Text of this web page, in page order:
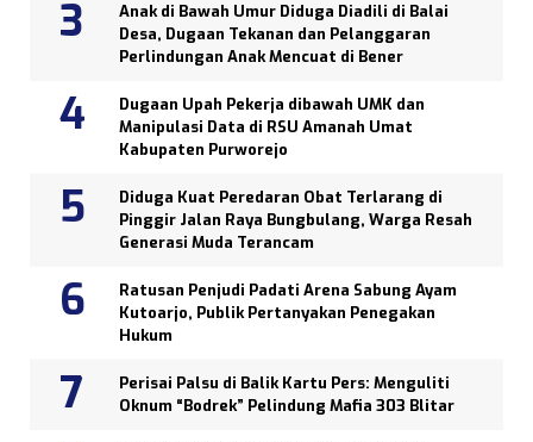
Anak di Bawah Umur Diduga Diadili di Balai
Desa, Dugaan Tekanan dan Pelanggaran
Perlindungan Anak Mencuat di Bener
Dugaan Upah Pekerja dibawah UMK dan
Manipulasi Data di RSU Amanah Umat
Kabupaten Purworejo
Diduga Kuat Peredaran Obat Terlarang di
Pinggir Jalan Raya Bungbulang, Warga Resah
Generasi Muda Terancam
Ratusan Penjudi Padati Arena Sabung Ayam
Kutoarjo, Publik Pertanyakan Penegakan
Hukum
Perisai Palsu di Balik Kartu Pers: Menguliti
Oknum “Bodrek” Pelindung Mafia 303 Blitar